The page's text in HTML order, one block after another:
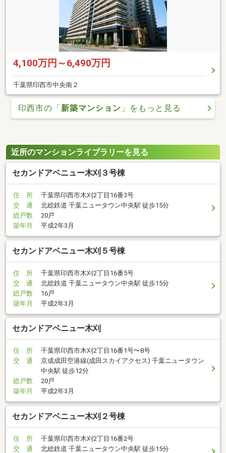
4,100万円～6,490万円
千葉県印西市中央南２
印西市の「 新築マンション 」をもっと見る
近所のマンションライブラリーを見る
セカンドアベニュー木刈３号棟
住 所
千葉県印西市木刈2丁目16番3号
交 通
北総鉄道 千葉ニュータウン中央駅 徒歩15分
総戸数
20戸
築年月
平成2年3月
セカンドアベニュー木刈５号棟
住 所
千葉県印西市木刈2丁目16番5号
交 通
北総鉄道 千葉ニュータウン中央駅 徒歩15分
総戸数
16戸
築年月
平成2年3月
セカンドアベニュー木刈
住 所
千葉県印西市木刈2丁目16番1号〜8号
交 通
京成成田空港線(成田スカイアクセス) 千葉ニュータウン
中央駅 徒歩12分
総戸数
20戸
築年月
平成2年3月
セカンドアベニュー木刈２号棟
住 所
千葉県印西市木刈2丁目16番2号
交 通
北総鉄道 千葉ニュータウン中央駅 徒歩15分